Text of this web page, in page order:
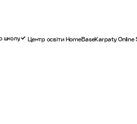
школу Центр освіти HomeBaseKarpaty Online